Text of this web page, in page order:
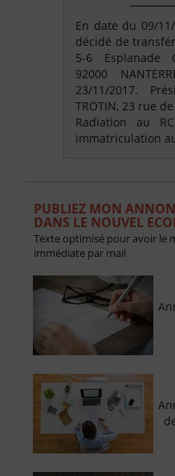
En date du 09/
décidé de
5-6 Esplanade
92000
23/11/2017.
TROTIN, 23 rue
Radiation au
immatriculation au
PUBLIEZ MON
DANS LE NOUVEL
Texte optimisé pour avoir le
immédiate par mail